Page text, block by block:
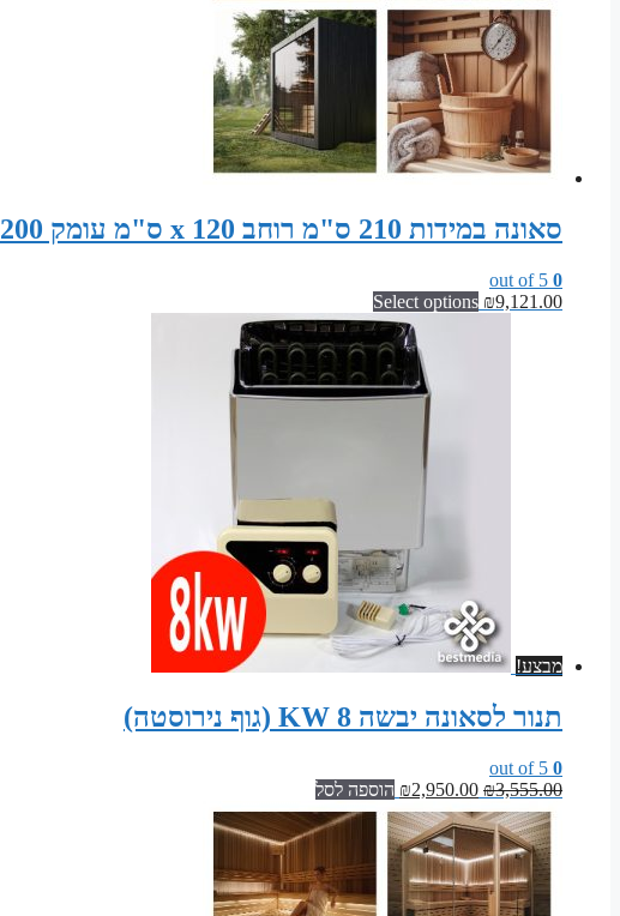
סאונה במידות 210 ס"מ רוחב x 120 ס"מ עומק x 200 ס"מ גובה חבילת DIY לסאונה פינית
0
₪9,121.00
Select options
מבצע!
תנור לסאונה יבשה 8 KW (גוף נירוסטה)
0
₪3,555.00
המחיר
המקורי
היה:
₪3,555.00.
₪2,950.00
המחיר
הנוכחי
הוא:
₪2,950.00.
הוספה לסל